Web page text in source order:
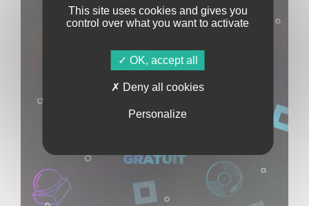
This site uses cookies and gives you
control over what you want to activate
OK, accept all
Deny all cookies
Personalize